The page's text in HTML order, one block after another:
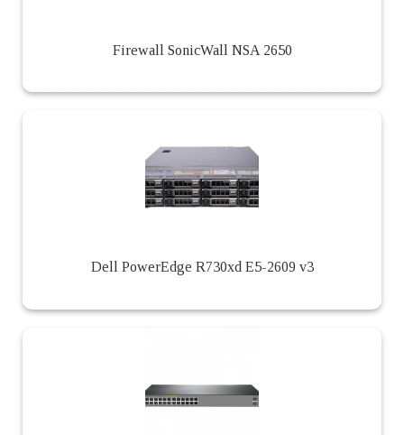
Firewall SonicWall NSA 2650
Dell PowerEdge R730xd E5-2609 v3